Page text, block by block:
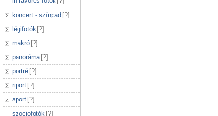
koncert - színpad [?]
légifotók [?]
makró [?]
panoráma [?]
portré [?]
riport [?]
sport [?]
szociofotók [?]